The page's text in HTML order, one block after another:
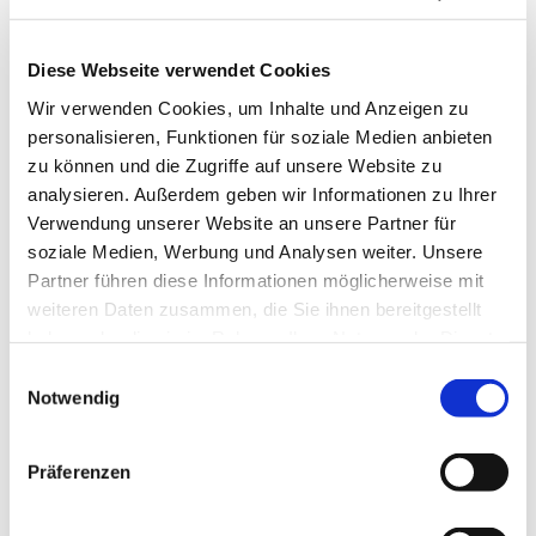
Diese Webseite verwendet Cookies
Wir verwenden Cookies, um Inhalte und Anzeigen zu
personalisieren, Funktionen für soziale Medien anbieten
zu können und die Zugriffe auf unsere Website zu
analysieren. Außerdem geben wir Informationen zu Ihrer
Verwendung unserer Website an unsere Partner für
soziale Medien, Werbung und Analysen weiter. Unsere
Partner führen diese Informationen möglicherweise mit
weiteren Daten zusammen, die Sie ihnen bereitgestellt
Notwendig
Präferenzen
Anforderungen des Straßenverkehrs auch in den
Optimierung von Verkehrsprozessenvoranzutreiben.
Für Rückfragen stehen wir Ihnen gerne telefonisch zur
Verfügung.
+49 (0)21 71-50 49-30